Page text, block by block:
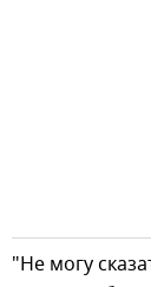
"Не могу